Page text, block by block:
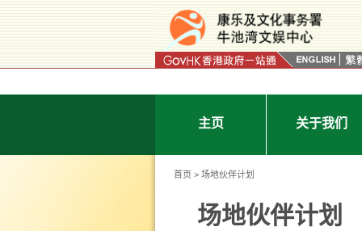
主页 关于我们
首页 > 场地伙伴计划
场地伙伴计划